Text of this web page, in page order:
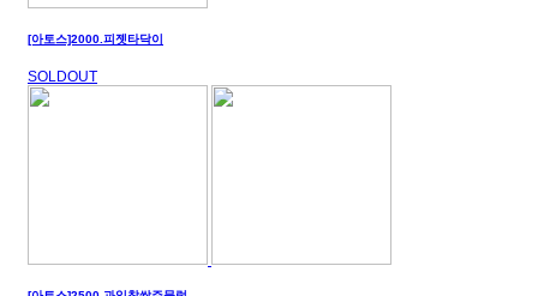
[아토스]2000.피젯타닥이
SOLDOUT